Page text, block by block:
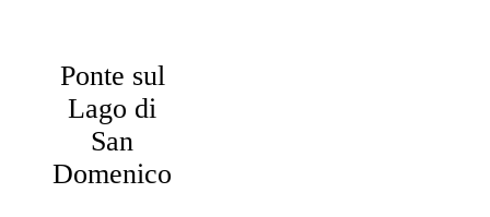
Ponte sul
Lago di
San
Domenico